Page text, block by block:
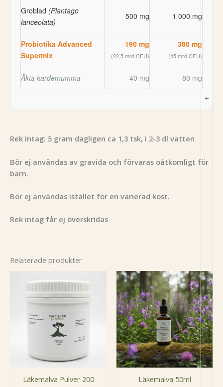
-
+
Groblad (Plantago
lanceolata)
500 mg 1 000 mg
Probiotika Advanced
Supermix
190 mg
(22,5 mrd CFU)
380 mg
(45 mrd CFU)
Äkta kardemumma 40 mg 80 mg
Rek intag: 5 gram dagligen ca 1,3 tsk, i 2-3 dl vatten
Bör ej användas av gravida och förvaras oåtkomligt för
barn.
Bör ej användas istället för en varierad kost.
Rek intag får ej överskridas
Relaterade produkter
Läkemalva Pulver 200
Läkemalva 50ml